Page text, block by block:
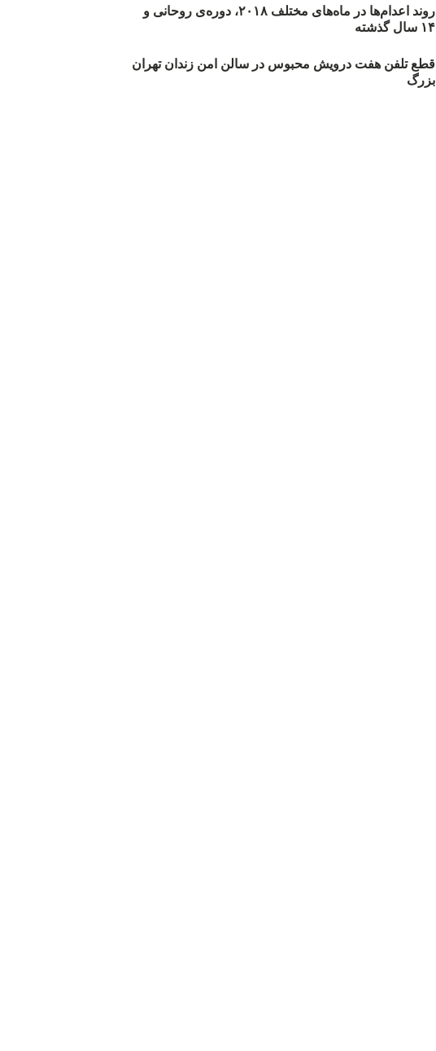
روند اعدام‌ها در ماه‌های مختلف ۲۰۱۸، دوره‌ی روحانی و
۱۴ سال گذشته
قطع تلفن هفت درویش محبوس در سالن امن زندان تهران
بزرگ